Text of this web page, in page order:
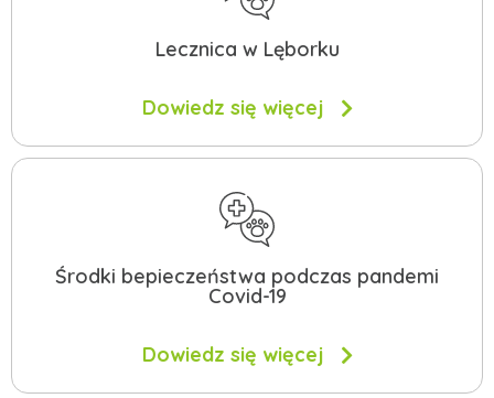
Lecznica w Lęborku
Dowiedz się więcej
Środki bepieczeństwa podczas pandemi
Covid-19
Dowiedz się więcej